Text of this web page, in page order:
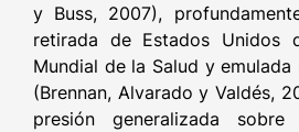
y Buss, 2007),
retirada de Estados Unidos
Mundial de la Salud y
(Brennan, Alvarado y Valdés,
presión generalizada